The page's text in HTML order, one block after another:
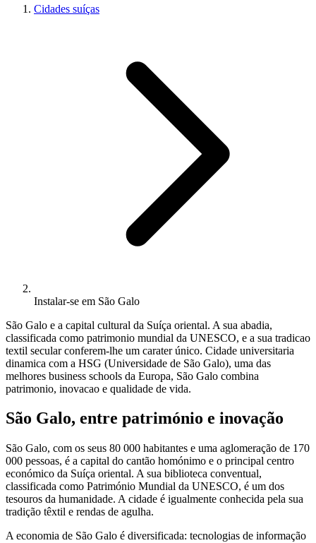
Cidades suíças
Instalar-se em São Galo
São Galo e a capital cultural da Suíça oriental. A sua abadia,
classificada como patrimonio mundial da UNESCO, e a sua tradicao
textil secular conferem-lhe um carater único. Cidade universitaria
dinamica com a HSG (Universidade de São Galo), uma das
melhores business schools da Europa, São Galo combina
patrimonio, inovacao e qualidade de vida.
São Galo, entre património e inovação
São Galo, com os seus 80 000 habitantes e uma aglomeração de 170
000 pessoas, é a capital do cantão homónimo e o principal centro
económico da Suíça oriental. A sua biblioteca conventual,
classificada como Património Mundial da UNESCO, é um dos
tesouros da humanidade. A cidade é igualmente conhecida pela sua
tradição têxtil e rendas de agulha.
A economia de São Galo é diversificada: tecnologias de informação